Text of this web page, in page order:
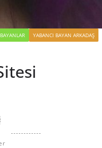
YABANCI BAYAN ARKADAŞ